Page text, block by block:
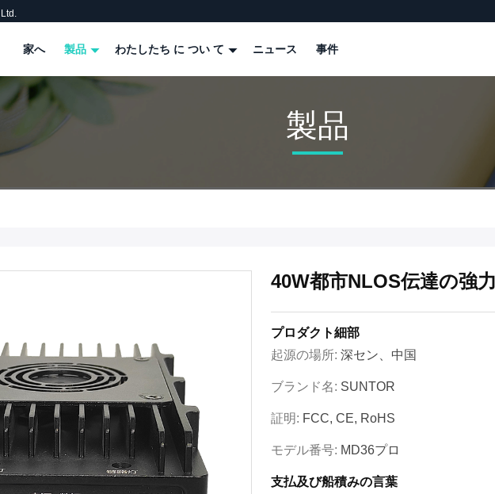
家へ 製品 わたしたち に つい て ニュース 事件
製品
40W都市NLOS伝達の強
プロダクト細部
起源の場所: 深セン、中国
ブランド名: SUNTOR
証明: FCC, CE, RoHS
モデル番号: MD36プロ
支払及び船積みの言葉